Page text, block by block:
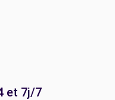
et 7j/7